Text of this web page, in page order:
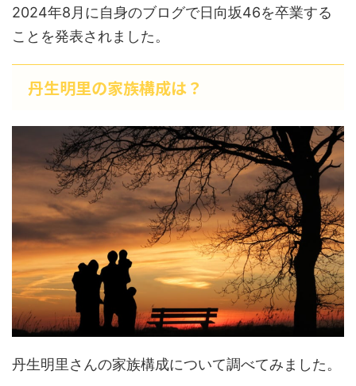
2024年8月に自身のブログで日向坂46を卒業する
ことを発表されました。
丹生明里の家族構成は？
丹生明里さんの家族構成について調べてみました。